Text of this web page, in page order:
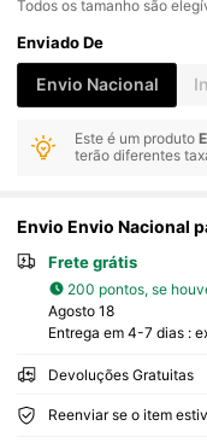
Todos os tamanho são
Enviado De
Envio Nacional
Este é um produto
terão diferentes
Envio Envio Nacional
Frete grátis
200 pontos, se
Agosto 18
Entrega em 4-7 dias :
Devoluções Gratuitas